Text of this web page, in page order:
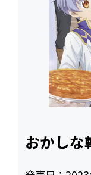
おかし